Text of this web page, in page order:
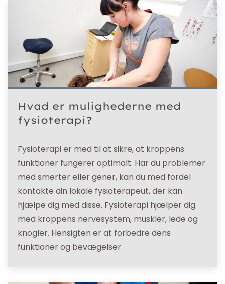
Hvad er mulighederne med
fysioterapi?
Fysioterapi er med til at sikre, at kroppens
funktioner fungerer optimalt. Har du problemer
med smerter eller gener, kan du med fordel
kontakte din lokale fysioterapeut, der kan
hjælpe dig med disse. Fysioterapi hjælper dig
med kroppens nervesystem, muskler, lede og
knogler. Hensigten er at forbedre dens
funktioner og bevægelser.